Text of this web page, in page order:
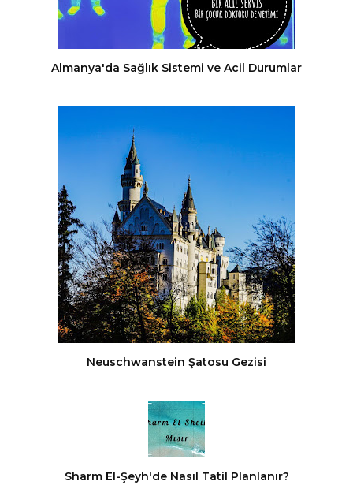
Almanya'da Sağlık Sistemi ve Acil Durumlar
Neuschwanstein Şatosu Gezisi
Sharm El-Şeyh'de Nasıl Tatil Planlanır?